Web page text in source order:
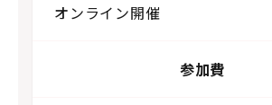
オンライン開催
参加費